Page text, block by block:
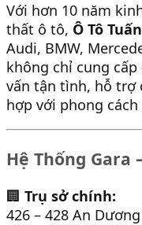
Với hơn 10 năm
thất ô tô, Ô Tô Tuấn
Audi, BMW,
không chỉ cung
vấn tận tình, hỗ trợ
hợp với phong
Hệ Thống Gara
🏢 Trụ sở chính:
426 – 428 An